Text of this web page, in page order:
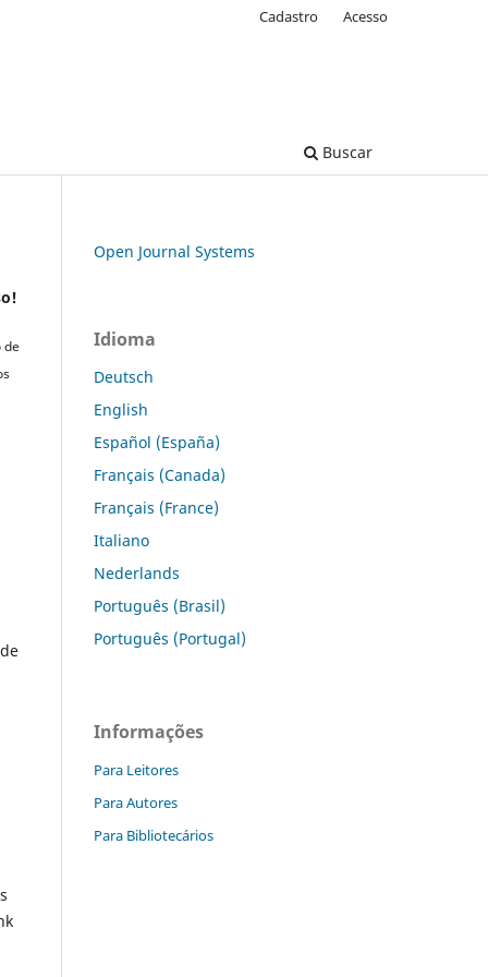
Buscar
Cadastro Acesso
de
Open Journal Systems
Idioma
Deutsch
English
Español (España)
Français (Canada)
Français (France)
Italiano
Nederlands
Português (Brasil)
Português (Portugal)
Informações
Para Leitores
Para Autores
Para Bibliotecários